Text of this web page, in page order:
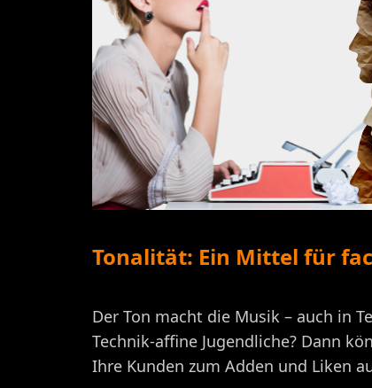
Tonalität: Ein Mittel für
Der Ton macht die Musik – auch in
Technik-affine Jugendliche? Dann
Ihre Kunden zum Adden und Liken